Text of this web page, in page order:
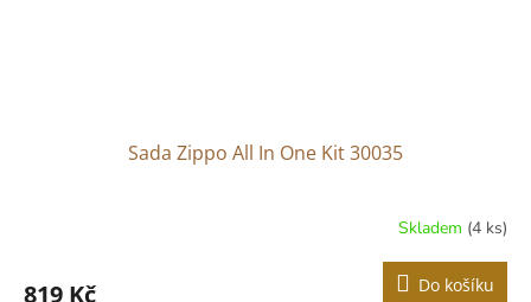
Sada Zippo All In One Kit 30035
Skladem (4 ks)
819 Kč Do košíku